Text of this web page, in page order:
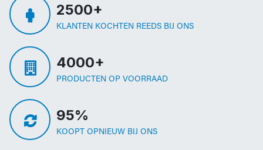
2500+
KLANTEN KOCHTEN REEDS BIJ ONS
4000+
PRODUCTEN OP VOORRAAD
95%
KOOPT OPNIEUW BIJ ONS